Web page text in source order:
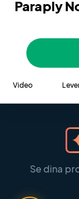
Paraply
Video
Se dina